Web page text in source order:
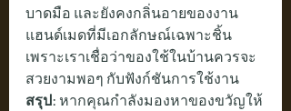
บาดมือ และยังคงกลิ่นอายของงาน
แฮนด์เมดที่มีเอกลักษณ์เฉพาะชิ้น
เพราะเราเชื่อว่าของใช้ในบ้านควรจะ
สวยงามพอๆ กับฟังก์ชันการใช้งาน
สรุป: หากคุณกำลังมองหาของขวัญให้